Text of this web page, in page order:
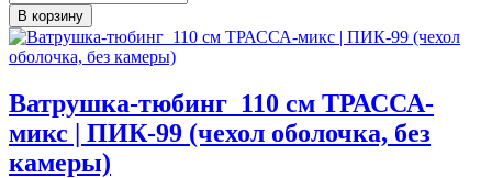
В корзину
Ватрушка-тюбинг_110 см ТРАССА-
микс | ПИК-99 (чехол оболочка, без
камеры)